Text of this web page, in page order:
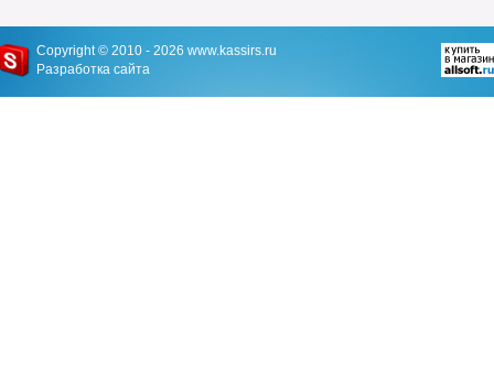
Copyright © 2010 - 2026 www.kassirs.ru
Разработка сайта